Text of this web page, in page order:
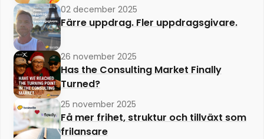
02 december 2025
Färre uppdrag. Fler uppdragsgivare.
26 november 2025
Has the Consulting Market Finally
Turned?
25 november 2025
Få mer frihet, struktur och tillväxt som
frilansare